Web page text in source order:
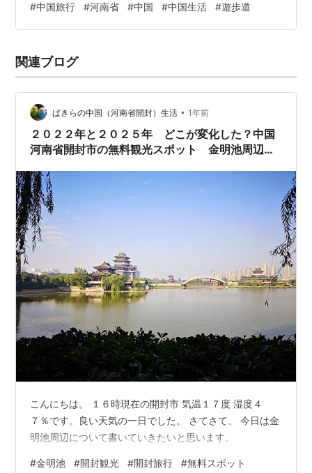
#中国旅行 #河南省 #中国 #中国生活 #遊歩道
関連ブログ
ぱきらの中国（河南省開封）生活 • 1年前
２０２２年と２０２５年 どこが変化した？中国
河南省開封市の無料観光スポット 金明池周辺
こんにちは。 １６時現在の開封市 気温１７度 湿度４
７％です。良い天気の一日でした。 さてさて、 今日は金
明池周辺について書いていきたいと思います。
#金明池 #開封観光 #開封旅行 #無料スポット